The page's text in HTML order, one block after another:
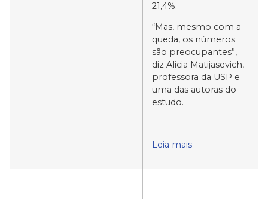
21,4%.
“Mas, mesmo com a
queda, os números
são preocupantes”,
diz Alicia Matijasevich,
professora da USP e
uma das autoras do
estudo.
Leia mais